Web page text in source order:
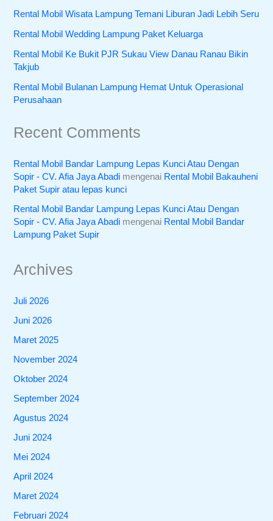
Rental Mobil Wisata Lampung Temani Liburan Jadi Lebih Seru
Rental Mobil Wedding Lampung Paket Keluarga
Rental Mobil Ke Bukit PJR Sukau View Danau Ranau Bikin
Takjub
Rental Mobil Bulanan Lampung Hemat Untuk Operasional
Perusahaan
Recent Comments
Rental Mobil Bandar Lampung Lepas Kunci Atau Dengan
Sopir - CV. Afia Jaya Abadi mengenai Rental Mobil Bakauheni
Paket Supir atau lepas kunci
Rental Mobil Bandar Lampung Lepas Kunci Atau Dengan
Sopir - CV. Afia Jaya Abadi mengenai Rental Mobil Bandar
Lampung Paket Supir
Archives
Juli 2026
Juni 2026
Maret 2025
November 2024
Oktober 2024
September 2024
Agustus 2024
Juni 2024
Mei 2024
April 2024
Maret 2024
Februari 2024